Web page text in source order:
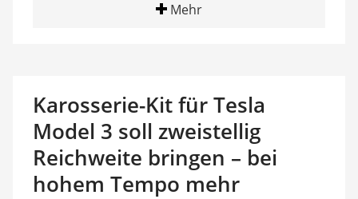
Mehr
Karosserie-Kit für Tesla
Model 3 soll zweistellig
Reichweite bringen – bei
hohem Tempo mehr